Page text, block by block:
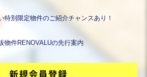
特別限定物件の ご紹介チャンスあり！
物件RENOVALUの先行案内